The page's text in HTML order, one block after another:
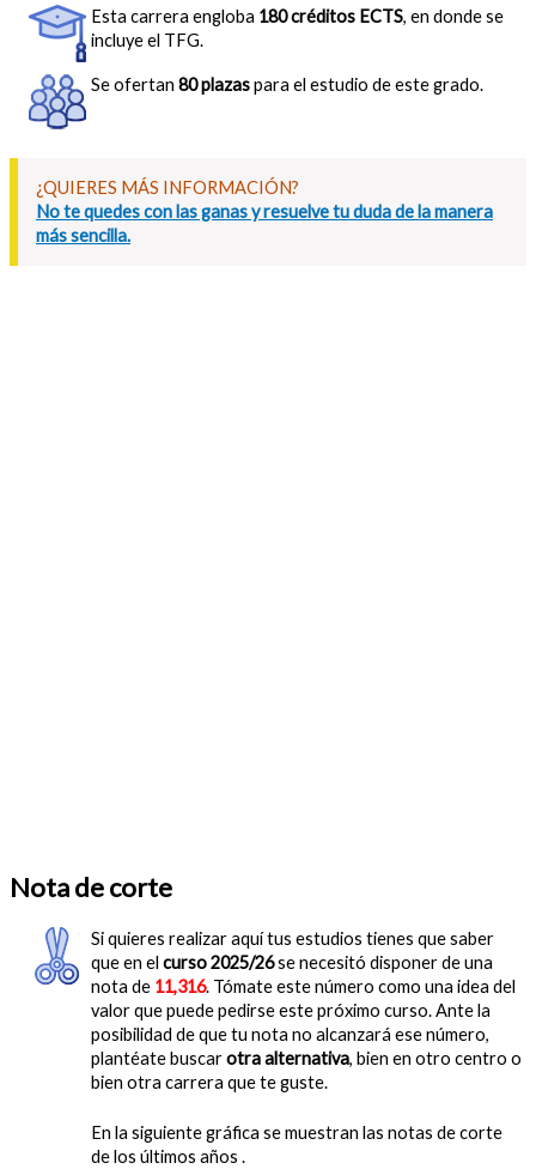
Esta carrera engloba 180 créditos ECTS, en donde se
incluye el TFG.
Se ofertan 80 plazaspara el estudio de este grado.
¿QUIERES MÁS INFORMACIÓN?
No te quedes con las ganas y resuelve tu duda de la manera
más sencilla.
Nota de corte
Si quieres realizar aquí tus estudios tienes que saber
que en el curso 2025/26se necesitó disponer de una
nota de 11,316. Tómate este número como una idea del
valor que puede pedirse este próximo curso. Ante la
posibilidad de que tu nota no alcanzará ese número,
plantéate buscarotra alternativa, bien en otro centro o
bien otra carrera que te guste.
En la siguiente gráfica se muestran las notas de corte
de los últimos años .